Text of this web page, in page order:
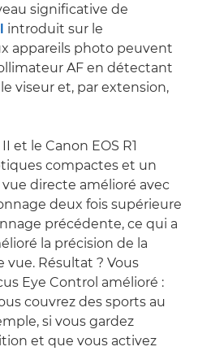
significative de
introduit sur le
appareils photo peuvent
AF en détectant
viseur et, par extension,
et le Canon EOS R1
compactes et un
directe amélioré avec
deux fois supérieure
précédente, ce qui a
la précision de la
Résultat ? Vous
Eye Control amélioré :
couvrez des sports au
si vous gardez
et que vous activez